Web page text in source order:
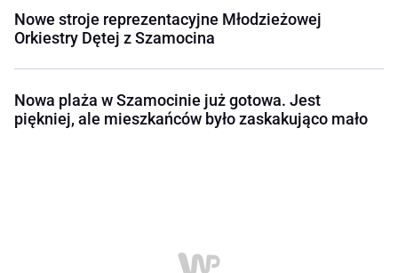
Nowe stroje reprezentacyjne Młodzieżowej
Orkiestry Dętej z Szamocina
Nowa plaża w Szamocinie już gotowa. Jest
piękniej, ale mieszkańców było zaskakująco mało